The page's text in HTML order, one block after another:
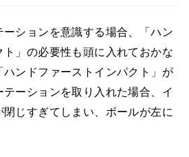
ションを意識する場合、「ハン
ト」の必要性も頭に入れておかな
ンドファーストインパクト」が
ーションを取り入れた場合、イ
じすぎてしまい、ボールが左に